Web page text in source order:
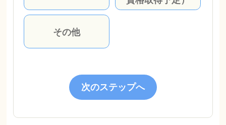
その他
次のステップへ